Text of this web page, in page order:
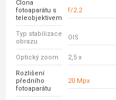
Clona
fotoaparátu s
teleobjektivem
f/2.2
Typ stabilizace
obrazu
OIS
Optický zoom 2,5 x
Rozlišení
předního
fotoaparátu
20 Mpx